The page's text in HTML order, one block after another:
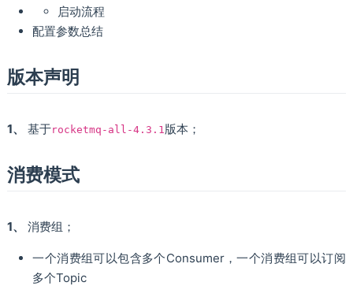
启动流程
配置参数总结
版本声明
1、 基于rocketmq-all-4.3.1 版本；
消费模式
1、 消费组；
一个消费组可以包含多个Consumer，一个消费组可以订阅
多个Topic